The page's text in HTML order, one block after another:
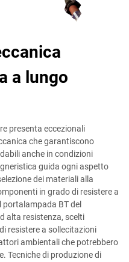
a lungo
presenta eccezionali
che garantiscono
anche in condizioni
guida ogni aspetto
dei materiali alla
in grado di resistere a
portalampada BT del
alta resistenza, scelti
resistere a sollecitazioni
ambientali che potrebbero
Tecniche di produzione di